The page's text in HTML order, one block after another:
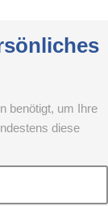
benötigt, um Ihre
diese